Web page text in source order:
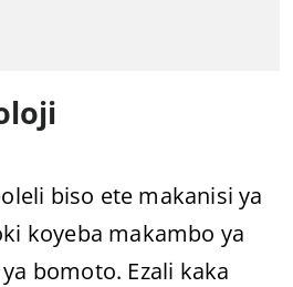
biso ete makanisi ya
koyeba makambo ya
bomoto. Ezali kaka